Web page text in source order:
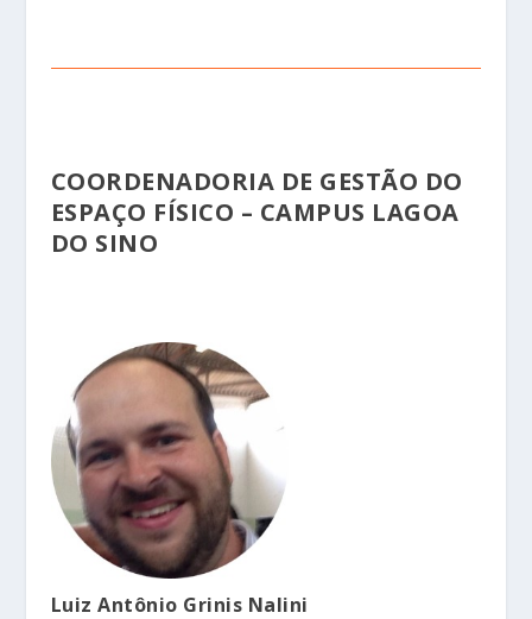
COORDENADORIA DE GESTÃO DO
ESPAÇO FÍSICO – CAMPUS LAGOA
DO SINO
Luiz Antônio Grinis Nalini